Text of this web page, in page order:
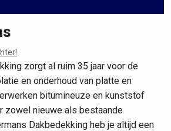
Leaflet|©OpenStreetMapcontributors
zorgt al ruim 35 jaar voor de
en onderhoud van platte en
bitumineuze en kunststof
zowel nieuwe als bestaande
Dakbedekking heb je altijd een